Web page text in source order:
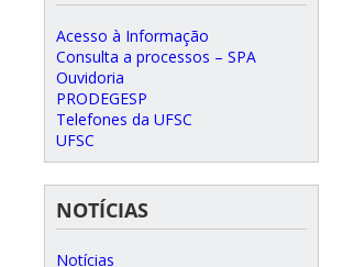
Acesso à Informação
Consulta a processos – SPA
Ouvidoria
PRODEGESP
Telefones da UFSC
UFSC
NOTÍCIAS
Notícias